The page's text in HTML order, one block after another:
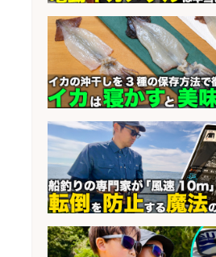
会社名 株式会社ホットスタ
精肉・青果・鮮魚販売/
市」お魚のカットや商品
務/「時給1,150円〜」/
未経験歓迎×残業少なめ/
志布志市
会社名 株式会社ホットスタ
sponsored